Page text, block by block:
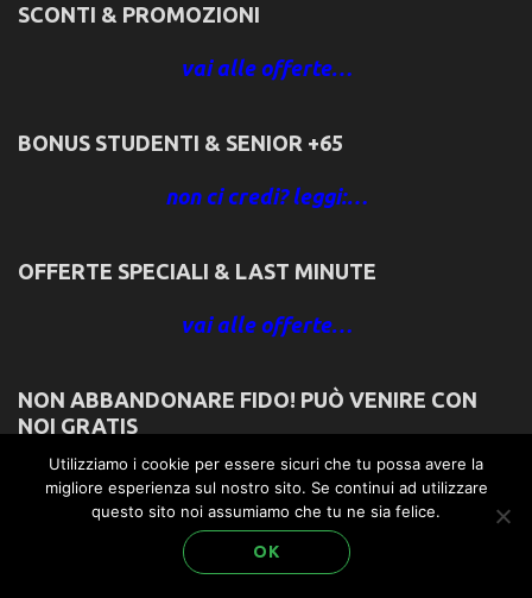
SCONTI & PROMOZIONI
vai alle offerte…
BONUS STUDENTI & SENIOR +65
non ci credi? leggi:…
OFFERTE SPECIALI & LAST MINUTE
vai alle offerte…
NON ABBANDONARE FIDO! PUÒ VENIRE CON
NOI GRATIS
Se ami davvero il tuo cane: leggi:…
LE FAMIGLIE PER NOI SONO IMPORTANTI
Utilizziamo i cookie per essere sicuri che tu possa avere la
migliore esperienza sul nostro sito. Se continui ad utilizzare
questo sito noi assumiamo che tu ne sia felice.
OK